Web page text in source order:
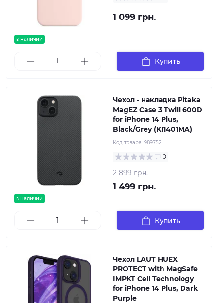
в наличии
1 099 грн.
Купить
в наличии
Чехол - накладка Pitaka
MagEZ Case 3 Twill 600D
for iPhone 14 Plus,
Black/Grey (KI1401MA)
Код товара: 989752
0
2 899 грн.
1 499 грн.
Купить
Чехол LAUT HUEX
PROTECT with MagSafe
IMPKT Cell Technology
for iPhone 14 Plus, Dark
Purple